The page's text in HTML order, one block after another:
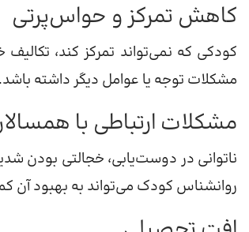
کاهش تمرکز و حواس‌پرتی
کودکی که نمی‌تواند تمرکز کند، تکالیف
مشکلات توجه یا عوامل دیگر داشته باشد.
مشکلات ارتباطی با
ناتوانی در دوست‌یابی، خجالتی بودن
روانشناس کودک می‌تواند به بهبود آن